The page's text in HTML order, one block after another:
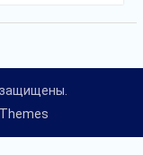
защищены.
Themes